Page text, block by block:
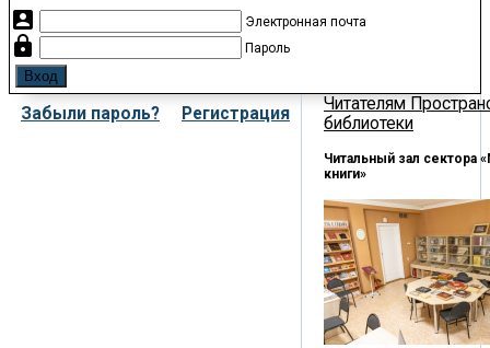
account_box Электронная почта
lock Пароль
Забыли пароль? Регистрация Читателям
библиотеки
Читальный зал сектора
книги»